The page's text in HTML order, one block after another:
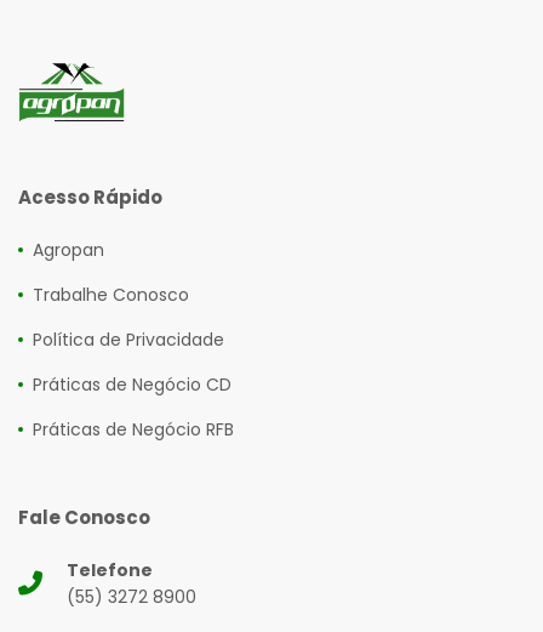
Acesso Rápido
Agropan
Trabalhe Conosco
Política de Privacidade
Práticas de Negócio CD
Práticas de Negócio RFB
Fale Conosco
Telefone
(55) 3272 8900